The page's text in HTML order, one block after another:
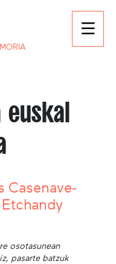
euskal
Casenave-
osotasunean
pasarte batzuk